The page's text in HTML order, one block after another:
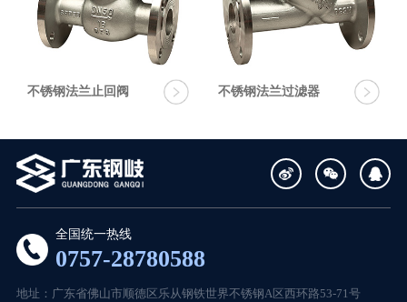
不锈钢法兰止回阀 不锈钢法兰过滤器
全国统一热线
0757-28780588
地址：广东省佛山市顺德区乐从钢铁世界不锈钢A区西环路53-71号